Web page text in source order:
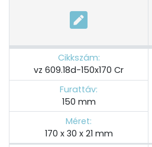
Cikkszám:
vz 609.18d-150x170 Cr
Furattáv:
150 mm
Méret:
170 x 30 x 21 mm